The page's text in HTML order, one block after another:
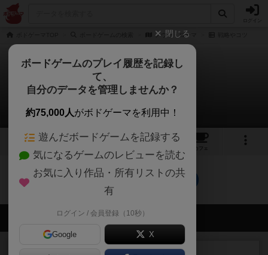
ノウァ・ローマ
ノウァ・ローマ
0件の戦略やコツ
4 2
カフェ
ノウァ・ローマのトップに戻る
会員の新しい投稿
閉じる
ボードゲームのプレイ履歴を記録し
て、
自分のデータを管理しませんか？
約75,000人がボドゲーマを利用中！
遊んだボードゲームを記録する
気になるゲームのレビューを読む
お気に入り作品・所有リストの共
有
ログイン / 会員登録（10秒）
Google X